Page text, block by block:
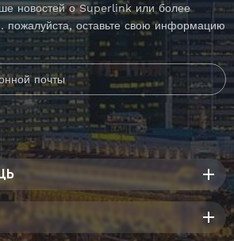
новостей о Superlink или более
оставьте свою информацию